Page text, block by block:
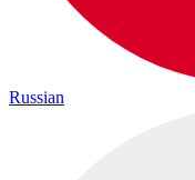
Russian